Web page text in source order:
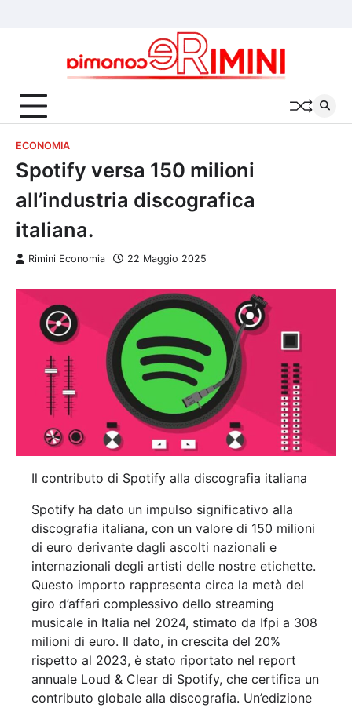
siamo
Policy
Policy
ECONOMIA
Spotify versa 150 milioni
all’industria discografica
italiana.
Rimini Economia 22 Maggio 2025
Il contributo di Spotify alla discografia italiana
Spotify ha dato un impulso significativo alla
discografia italiana, con un valore di 150 milioni
di euro derivante dagli ascolti nazionali e
internazionali degli artisti delle nostre etichette.
Questo importo rappresenta circa la metà del
giro d’affari complessivo dello streaming
musicale in Italia nel 2024, stimato da Ifpi a 308
milioni di euro. Il dato, in crescita del 20%
rispetto al 2023, è stato riportato nel report
annuale Loud & Clear di Spotify, che certifica un
contributo globale alla discografia. Un’edizione